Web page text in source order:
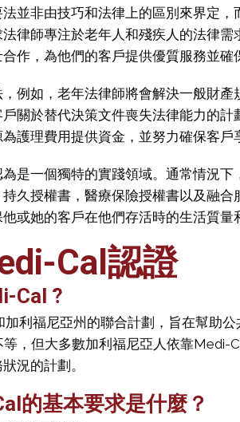
並非由技巧和法律上的區別來界定
律師專注於老年人和殘疾人的法律
作，為他們的客戶提供優質服務並確
例如，老年法律師將會解決一般財
關於替代決策文件喪失法律能力的
護理費用提供資金，並努力確保客
是一個獨特的實踐領域。通常情況
久授權書，醫療保險授權書以及融
或她的客戶在他們存活時的生活質
Cal認證
Cal ?
利福尼亞州的聯合計劃，旨在幫助
等，但大多數加利福尼亞人依靠
況的計劃。
的基本要求是什麼？